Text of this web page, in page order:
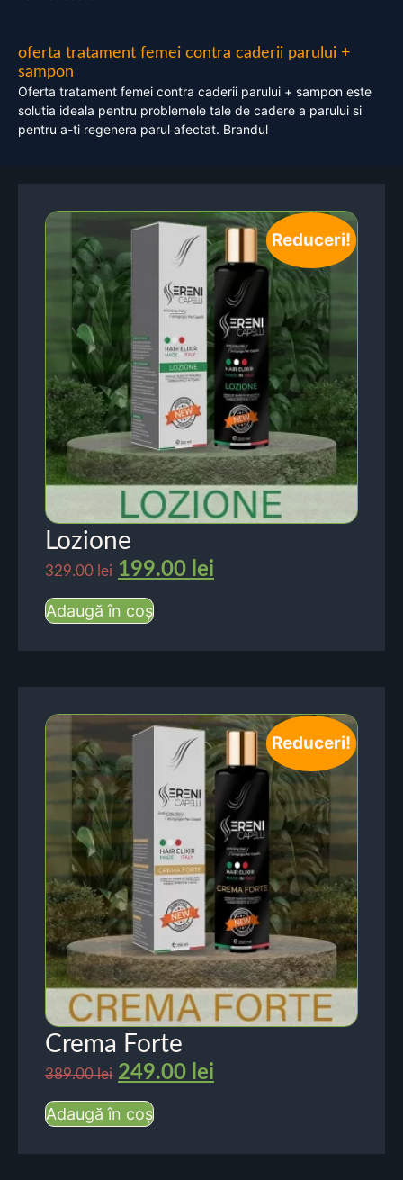
oferta tratament femei contra caderii parului +
sampon
Oferta tratament femei contra caderii parului + sampon este
solutia ideala pentru problemele tale de cadere a parului si
pentru a-ti regenera parul afectat. Brandul
Reduceri!
Lozione
329.00lei 199.00 lei
Adaugă în coș
Reduceri!
Crema Forte
389.00lei 249.00 lei
Adaugă în coș